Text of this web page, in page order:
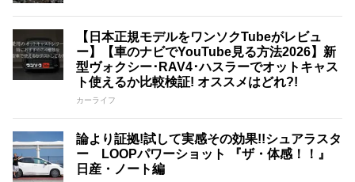
【日本正規モデルをワンソクTubeがレビュ
ー】【車のナビでYouTube見る方法2026】新
型ヴォクシー･RAV4･ハスラーでオットキャス
ト使えるか比較検証! オススメはどれ?!
カーライフ
論より証拠!試して実感その効果!!シュアラスタ
ー LOOPパワーショット 『ザ・体感！！』
日産・ノート編